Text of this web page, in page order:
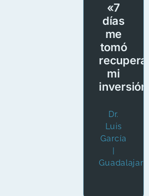
«7
días
me
tomó
recuperar
mi
inversión»
Dr.
Luis
García
|
Guadalajara